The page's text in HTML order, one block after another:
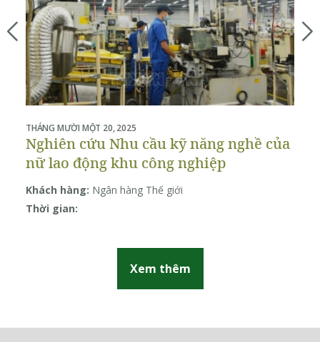
THÁNG MƯỜI MỘT 20, 2025
Nghiên cứu Nhu cầu kỹ năng nghề của
nữ lao động khu công nghiệp
Khách hàng: Ngân hàng Thế giới
Thời gian:
Xem thêm